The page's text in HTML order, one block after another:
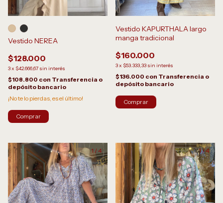
Vestido NEREA
$128.000
3x $42.666,67 sin interés
$108.800 con Transferencia o
depósito bancario
¡No te lo pierdas, es el último!
Comprar
Vestido KAPURTHALA largo
manga tradicional
$160.000
3x $53.333,33 sin interés
$136.000 con Transferencia o
depósito bancario
1 / 4 1/4